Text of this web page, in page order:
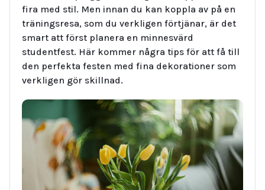
fira med stil. Men innan du kan koppla av på en
träningsresa, som du verkligen förtjänar, är det
smart att först planera en minnesvärd
studentfest. Här kommer några tips för att få till
den perfekta festen med fina dekorationer som
verkligen gör skillnad.